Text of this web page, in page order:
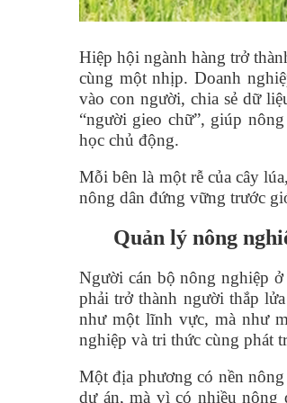
Hiệp hội ngành hàng trởth
cùng một nhịp. Doanh
vào con người, chia sẻ dữ
“người gieo chữ”, giúp
học chủ động.
Mỗi bên là một rễ của cây l
nông dân đứng vững trước
Quản lý nông
Người cán bộ nông nghiệp
phải trởthành người thắp
như một lĩnh vực, mà như
nghiệp và tri thức cùng phát
Một địa phương có nền
dự án, mà vì có nhiều nông